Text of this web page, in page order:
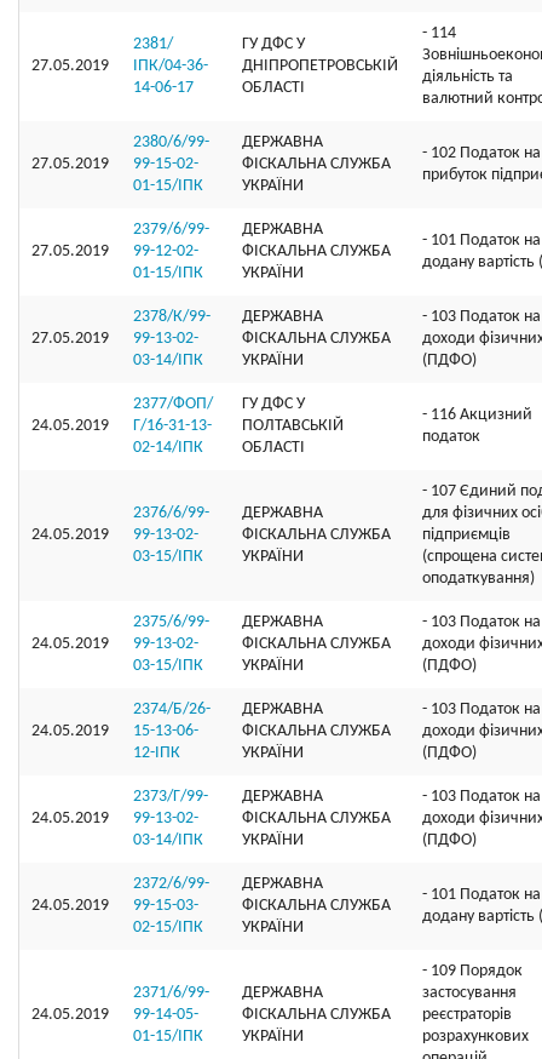
27.05.2019
2381/
ІПК/04-36-
14-06-17
ГУ ДФС У
ДНIПРОПЕТРОВСЬКIЙ
ОБЛАСТI
- 114
діяльність та
валютний
27.05.2019
2380/6/99-
99-15-02-
01-15/ІПК
ДЕРЖАВНА
ФІСКАЛЬНА СЛУЖБА
УКРАЇНИ
- 102 Податок на
прибуток
27.05.2019
2379/6/99-
99-12-02-
01-15/ІПК
ДЕРЖАВНА
ФІСКАЛЬНА СЛУЖБА
УКРАЇНИ
- 101 Податок на
додану
27.05.2019
2378/К/99-
99-13-02-
03-14/ІПК
ДЕРЖАВНА
ФІСКАЛЬНА СЛУЖБА
УКРАЇНИ
- 103 Податок на
доходи
(ПДФО)
24.05.2019
2377/ФОП/
Г/16-31-13-
02-14/ІПК
ГУ ДФС У
ПОЛТАВСЬКIЙ
ОБЛАСТI
- 116 Акцизний
податок
24.05.2019
2376/6/99-
99-13-02-
03-15/ІПК
ДЕРЖАВНА
ФІСКАЛЬНА СЛУЖБА
УКРАЇНИ
- 107 Єдиний
для фізичних
підприємців
(спрощена
оподаткування)
24.05.2019
2375/6/99-
99-13-02-
03-15/ІПК
ДЕРЖАВНА
ФІСКАЛЬНА СЛУЖБА
УКРАЇНИ
- 103 Податок на
доходи
(ПДФО)
24.05.2019
2374/Б/26-
15-13-06-
12-ІПК
ДЕРЖАВНА
ФІСКАЛЬНА СЛУЖБА
УКРАЇНИ
- 103 Податок на
доходи
(ПДФО)
24.05.2019
2373/Г/99-
99-13-02-
03-14/ІПК
ДЕРЖАВНА
ФІСКАЛЬНА СЛУЖБА
УКРАЇНИ
- 103 Податок на
доходи
(ПДФО)
24.05.2019
2372/6/99-
99-15-03-
02-15/ІПК
ДЕРЖАВНА
ФІСКАЛЬНА СЛУЖБА
УКРАЇНИ
- 101 Податок на
додану
24.05.2019
2371/6/99-
99-14-05-
01-15/ІПК
ДЕРЖАВНА
ФІСКАЛЬНА СЛУЖБА
УКРАЇНИ
- 109 Порядок
застосування
реєстраторів
розрахункових